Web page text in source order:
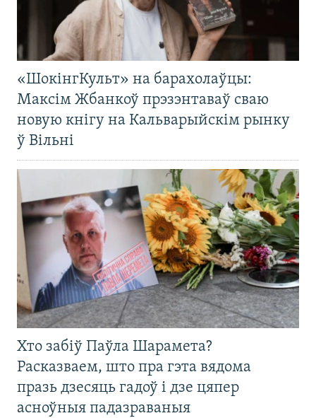
«ШокінгКульт» на барахолаўцы:
Максім Жбанкоў прэзэнтаваў сваю
новую кнігу на Кальварыйскім рынку
ў Вільні
Хто забіў Паўла Шарамета?
Расказваем, што пра гэта вядома
празь дзесяць гадоў і дзе цяпер
асноўныя падазраваныя